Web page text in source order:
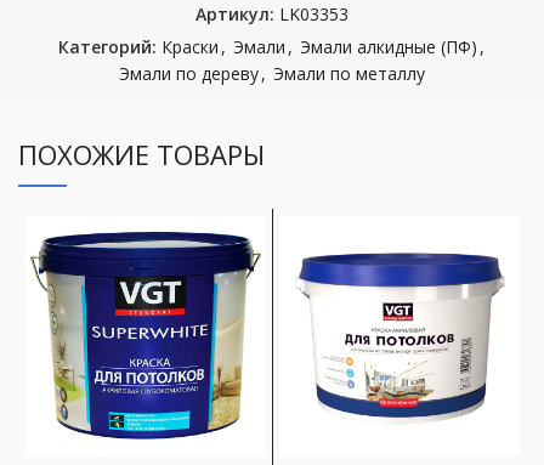
Артикул: LK03353
Категорий: Краски , Эмали , Эмали алкидные (ПФ) ,
Эмали по дереву, Эмали по металлу
ПОХОЖИЕ ТОВАРЫ